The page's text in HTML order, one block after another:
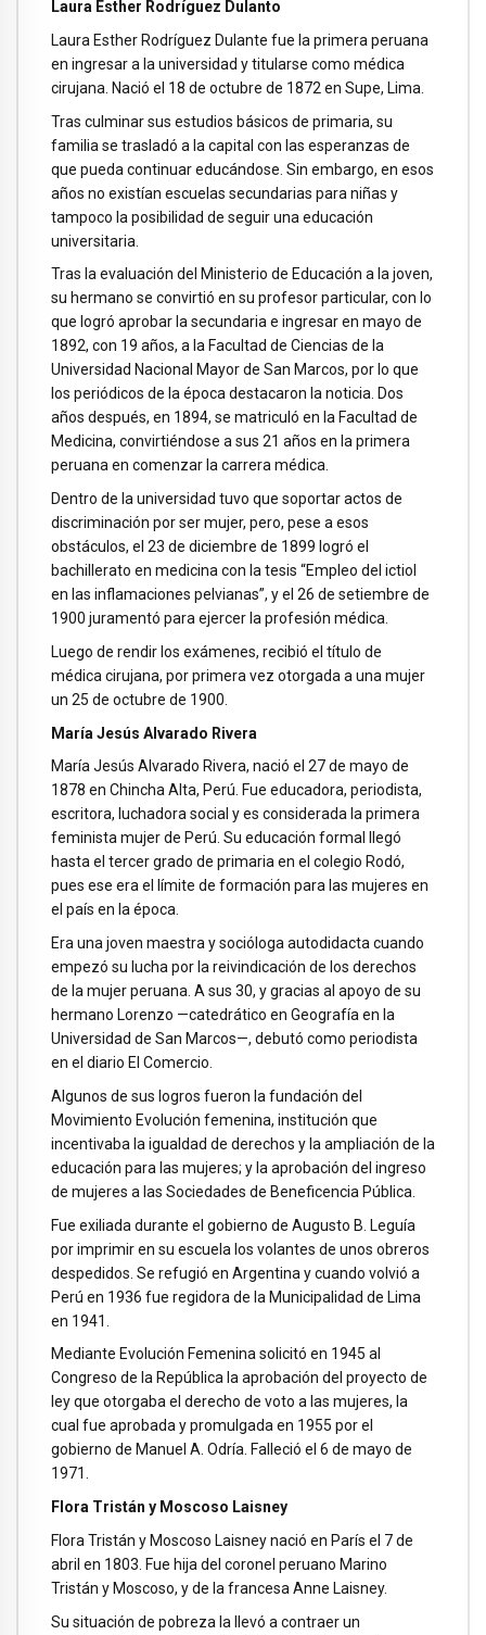
Laura Esther Rodríguez Dulanto
Laura Esther Rodríguez Dulante fue la primera peruana
en ingresar a la universidad y titularse como médica
cirujana. Nació el 18 de octubre de 1872 en Supe, Lima.
Tras culminar sus estudios básicos de primaria, su
familia se trasladó a la capital con las esperanzas de
que pueda continuar educándose. Sin embargo, en esos
años no existían escuelas secundarias para niñas y
tampoco la posibilidad de seguir una educación
universitaria.
Tras la evaluación del Ministerio de Educación a la joven,
su hermano se convirtió en su profesor particular, con lo
que logró aprobar la secundaria e ingresar en mayo de
1892, con 19 años, a la Facultad de Ciencias de la
Universidad Nacional Mayor de San Marcos, por lo que
los periódicos de la época destacaron la noticia. Dos
años después, en 1894, se matriculó en la Facultad de
Medicina, convirtiéndose a sus 21 años en la primera
peruana en comenzar la carrera médica.
Dentro de la universidad tuvo que soportar actos de
discriminación por ser mujer, pero, pese a esos
obstáculos, el 23 de diciembre de 1899 logró el
bachillerato en medicina con la tesis “Empleo del ictiol
en las inflamaciones pelvianas”, y el 26 de setiembre de
1900 juramentó para ejercer la profesión médica.
Luego de rendir los exámenes, recibió el título de
médica cirujana, por primera vez otorgada a una mujer
un 25 de octubre de 1900.
María Jesús Alvarado Rivera
María Jesús Alvarado Rivera, nació el 27 de mayo de
1878 en Chincha Alta, Perú. Fue educadora, periodista,
escritora, luchadora social y es considerada la primera
feminista mujer de Perú. Su educación formal llegó
hasta el tercer grado de primaria en el colegio Rodó,
pues ese era el límite de formación para las mujeres en
el país en la época.
Era una joven maestra y socióloga autodidacta cuando
empezó su lucha por la reivindicación de los derechos
de la mujer peruana. A sus 30, y gracias al apoyo de su
hermano Lorenzo —catedrático en Geografía en la
Universidad de San Marcos—, debutó como periodista
en el diario El Comercio.
Algunos de sus logros fueron la fundación del
Movimiento Evolución femenina, institución que
incentivaba la igualdad de derechos y la ampliación de la
educación para las mujeres; y la aprobación del ingreso
de mujeres a las Sociedades de Beneficencia Pública.
Fue exiliada durante el gobierno de Augusto B. Leguía
por imprimir en su escuela los volantes de unos obreros
despedidos. Se refugió en Argentina y cuando volvió a
Perú en 1936 fue regidora de la Municipalidad de Lima
en 1941.
Mediante Evolución Femenina solicitó en 1945 al
Congreso de la República la aprobación del proyecto de
ley que otorgaba el derecho de voto a las mujeres, la
cual fue aprobada y promulgada en 1955 por el
gobierno de Manuel A. Odría. Falleció el 6 de mayo de
1971.
Flora Tristán y Moscoso Laisney
Flora Tristán y Moscoso Laisney nació en París el 7 de
abril en 1803. Fue hija del coronel peruano Marino
Tristán y Moscoso, y de la francesa Anne Laisney.
Su situación de pobreza la llevó a contraer un